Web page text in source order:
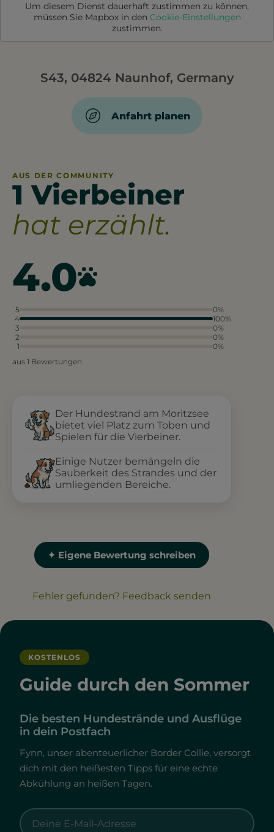
Um diesem Dienst dauerhaft zustimmen zu können,
müssen Sie Mapboxin den Cookie-Einstellungen
zustimmen.
S43, 04824 Naunhof, Germany
Anfahrt planen
AUS DER COMMUNITY
1 Vierbeiner
hat erzählt.
4.0
5
0%
4
100%
3
0%
2
0%
1
0%
aus 1 Bewertungen
Der Hundestrand am Moritzsee
bietet viel Platz zum Toben und
Spielen für die Vierbeiner.
Einige Nutzer bemängeln die
Sauberkeit des Strandes und der
umliegenden Bereiche.
✦ Eigene Bewertung schreiben
Fehler gefunden? Feedback senden
KOSTENLOS
Guide durch den Sommer
Die besten Hundestrände und Ausflüge
in dein Postfach
Fynn, unser abenteuerlicher Border Collie, versorgt
dich mit den heißesten Tipps für eine echte
Abkühlung an heißen Tagen.